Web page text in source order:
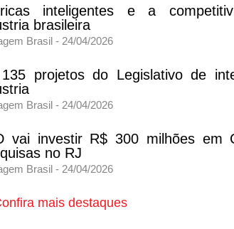
A ABIMEI recebeu em sua sede
Meorient Commerce & Exhibition Inc.,
exposições.
inteligentes e a
brasileira
Brasil - 24/04/2026
projetos do Legislativo de
Brasil - 24/04/2026
vai investir R$ 300 milhões em
no RJ
Brasil - 24/04/2026
mais destaques